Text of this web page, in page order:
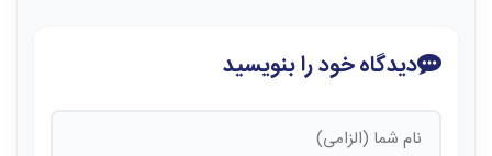
دیدگاه خود را بنویسید